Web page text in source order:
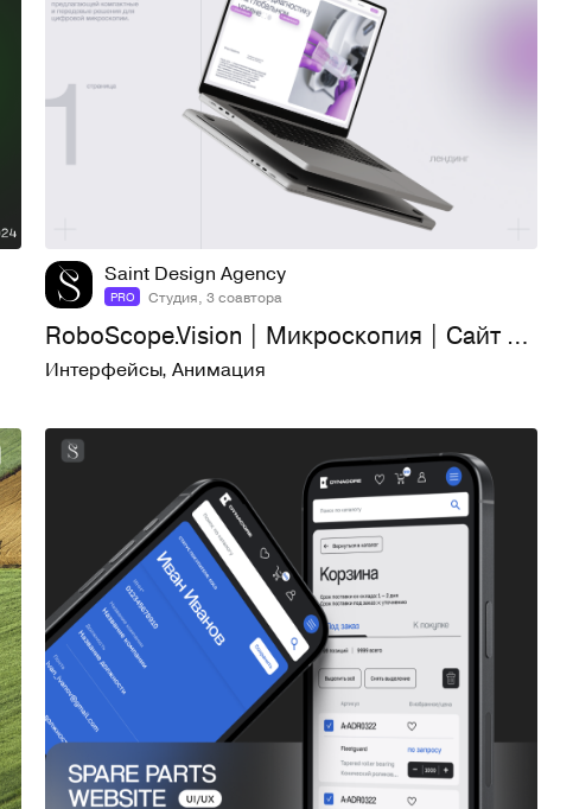
123
Saint Design Agency
PRO Студия, 3 соавтора
RoboScope.Vision | Микроскопия | Сайт | UI/UX
Интерфейсы,Анимация
41